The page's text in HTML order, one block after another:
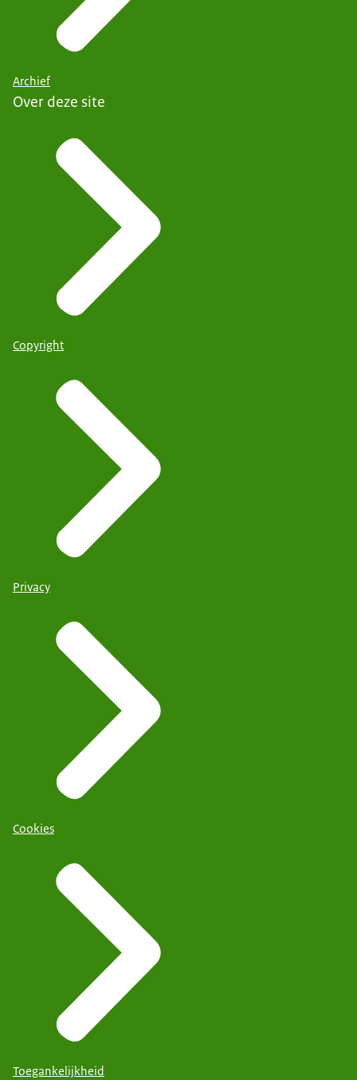
Archief
Over deze site
Copyright
Privacy
Cookies
Toegankelijkheid